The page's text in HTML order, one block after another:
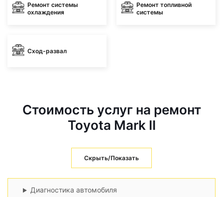
Ремонт системы
охлаждения
Ремонт топливной
системы
Сход-развал
Стоимость услуг на ремонт
Toyota Mark II
Скрыть/Показать
Диагностика автомобиля